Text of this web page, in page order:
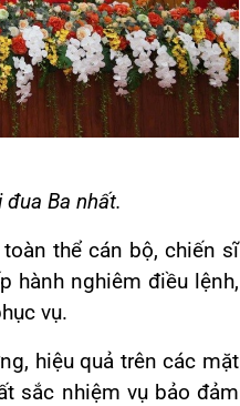
đua Ba nhất.
thể cán bộ, chiến sĩ
hành nghiêm điều lệnh,
vụ.
hiệu quả trên các mặt
sắc nhiệm vụ bảo đảm